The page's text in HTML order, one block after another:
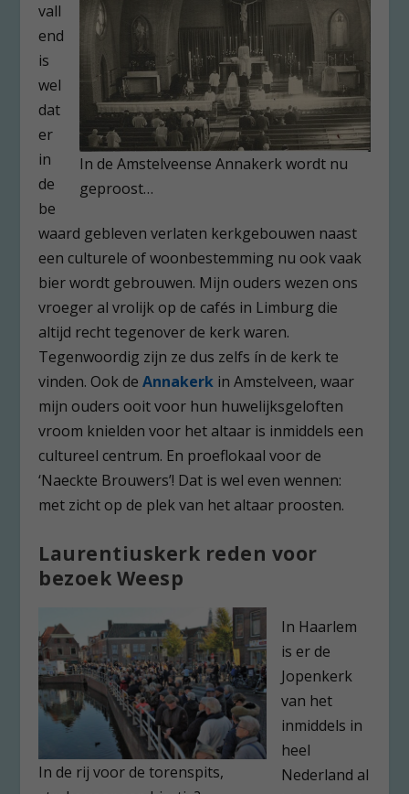
In de Amstelveense Annakerk wordt nu
geproost…
vall
end
is
wel
dat
er
in
de
be
waard gebleven verlaten kerkgebouwen naast
een culturele of woonbestemming nu ook vaak
bier wordt gebrouwen. Mijn ouders wezen ons
vroeger al vrolijk op de cafés in Limburg die
altijd recht tegenover de kerk waren.
Tegenwoordig zijn ze dus zelfs ín de kerk te
vinden. Ook deAnnakerk in Amstelveen, waar
mijn ouders ooit voor hun huwelijksgeloften
vroom knielden voor het altaar is inmiddels een
cultureel centrum. En proeflokaal voor de
‘Naeckte Brouwers’! Dat is wel even wennen:
met zicht op de plek van het altaar proosten.
Laurentiuskerk reden voor
bezoek Weesp
In de rij voor de torenspits,
In Haarlem
is er de
Jopenkerk
van het
inmiddels in
heel
Nederland al